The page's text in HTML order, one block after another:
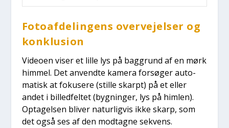
Foto­af­de­lin­gens over­vej­el­ser og
kon­klu­sion
Video­en viser et lil­le lys på bag­grund af en mørk
him­mel. Det anvend­te kame­ra for­sø­ger auto­
ma­tisk at foku­se­re (stil­le skar­pt) på et eller
andet i bil­led­fel­tet (byg­nin­ger, lys på him­len).
Opta­gel­sen bli­ver natur­lig­vis ikke skarp, som
det også ses af den mod­tag­ne sekvens.